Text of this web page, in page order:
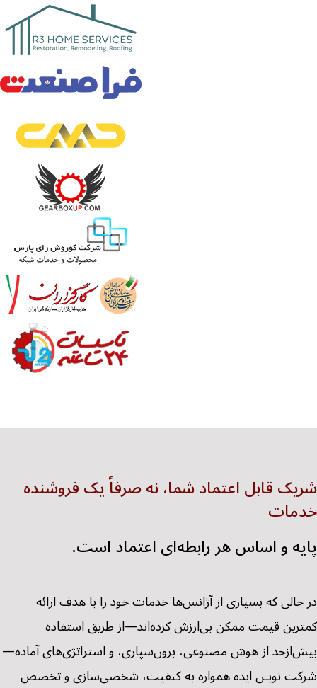
شریک قابل اعتماد شما، نه صرفاً یک فروشنده
خدمات
پایه و اساس هر رابطه‌ای اعتماد است.
در حالی که بسیاری از آژانس‌ها خدمات خود را با هدف ارائه
کمترین قیمت ممکن بی‌ارزش کرده‌اند—از طریق استفاده
بیش‌ازحد از هوش مصنوعی، برون‌سپاری، و استراتژی‌های آماده—
شرکت نویـن ایده همواره به کیفیت، شخصی‌سازی و تخصص